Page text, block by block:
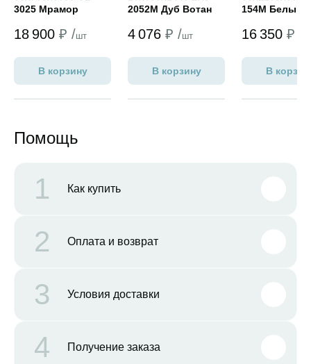
3025 Мрамор
18 900 ₽ /шт
В корзину
2052М Дуб Вотан
4 076 ₽ /шт
В корзину
154М Белый
16 350 ₽ /
В
Помощь
1 Как купить
2 Оплата и возврат
3 Условия доставки
4 Получение заказа